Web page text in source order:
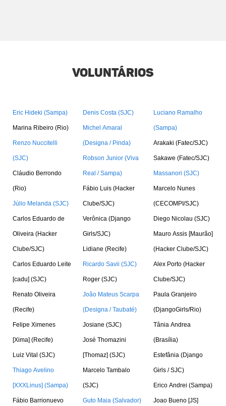
Voluntários
Eric Hideki (Sampa)
Marina Ribeiro (Rio)
Renzo Nuccitelli
(SJC)
Cláudio Berrondo
(Rio)
Júlio Melanda (SJC)
Carlos Eduardo de
Oliveira (Hacker
Clube/SJC)
Carlos Eduardo Leite
[cadu] (SJC)
Renato Oliveira
(Recife)
Felipe Ximenes
[Xima] (Recife)
Luiz Vital (SJC)
Thiago Avelino
[XXXLinus] (Sampa)
Fábio Barrionuevo
Denis Costa (SJC)
Michel Amaral
(Designa / Pinda)
Robson Junior (Viva
Real / Sampa)
Fábio Luis (Hacker
Clube/SJC)
Verônica (Django
Girls/SJC)
Lidiane (Recife)
Ricardo Savii (SJC)
Roger (SJC)
João Mateus Scarpa
(Designa / Taubaté)
Josiane (SJC)
José Thomazini
[Thomaz] (SJC)
Marcelo Tambalo
(SJC)
Guto Maia (Salvador)
Luciano Ramalho
(Sampa)
Arakaki (Fatec/SJC)
Sakawe (Fatec/SJC)
Massanori (SJC)
Marcelo Nunes
(CECOMPI/SJC)
Diego Nicolau (SJC)
Mauro Assis [Maurão]
(Hacker Clube/SJC)
Alex Porto (Hacker
Clube/SJC)
Paula Granjeiro
(DjangoGirls/Rio)
Tânia Andrea
(Brasília)
Estefânia (Django
Girls / SJC)
Erico Andrei (Sampa)
Joao Bueno [JS]